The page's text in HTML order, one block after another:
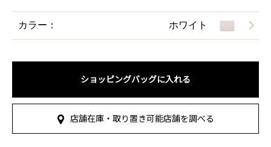
カラー： ホワイト
ショッピングバッグに入れる
店舗在庫・取り置き可能店舗を調べる